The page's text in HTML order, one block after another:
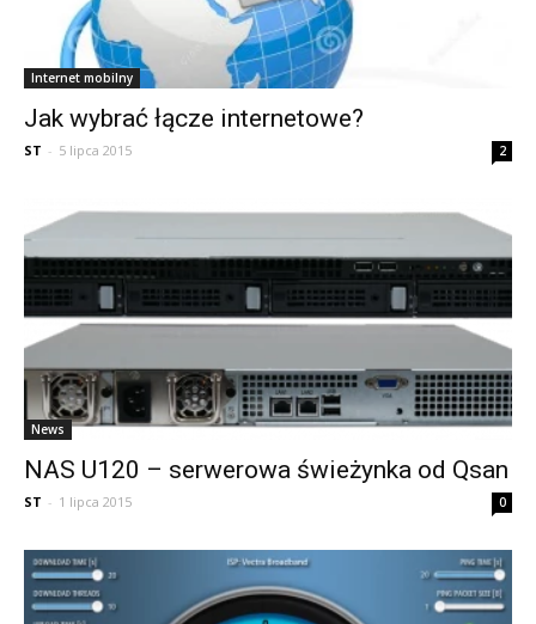
Internet mobilny
Jak wybrać łącze internetowe?
ST - 5 lipca 2015 2
News
NAS U120 – serwerowa świeżynka od Qsan
ST - 1 lipca 2015 0